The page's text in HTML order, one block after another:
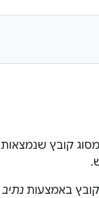
קובץ שנמצאות
באמצעות